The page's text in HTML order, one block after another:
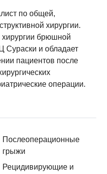
по общей,
хирургии.
хирургии брюшной
Сураски и обладает
пациентов после
операции.
Послеоперационные
грыжи
Рецидивирующие и